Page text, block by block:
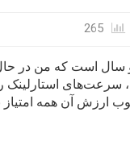
سال است که من در
استارلینک
ارزش آن همه